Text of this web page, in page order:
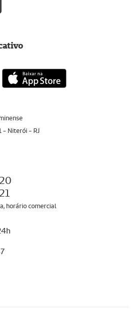
- Niterói - RJ
horário comercial